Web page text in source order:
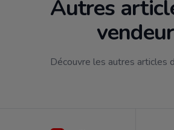
Autres
vendeur
Découvre les autres articles